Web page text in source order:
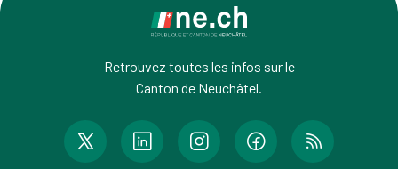
Retrouvez toutes les infos sur le
Canton de Neuchâtel.